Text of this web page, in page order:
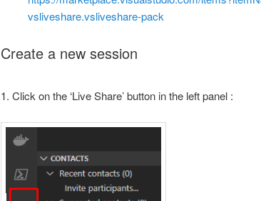
vsliveshare.vsliveshare-pack
Create a new session
1. Click on the ‘Live Share’ button in the left panel :